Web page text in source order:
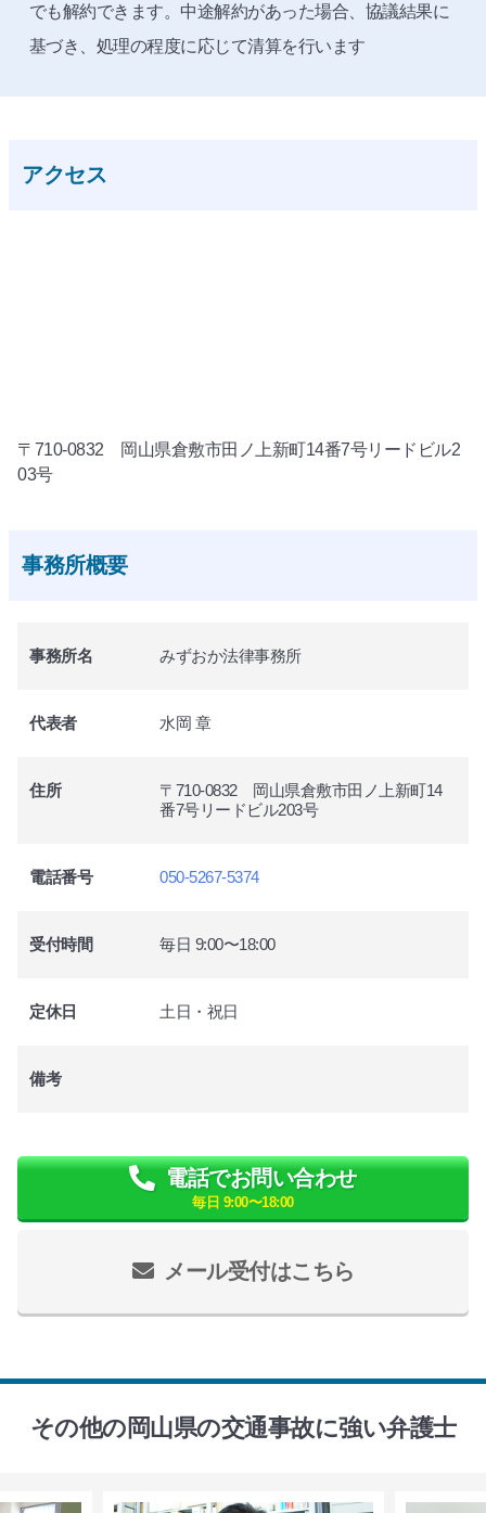
でも解約できます。中途解約があった場合、協議結果に
基づき、処理の程度に応じて清算を行います
アクセス
〒710-0832 岡山県倉敷市田ノ上新町14番7号リードビル2
03号
事務所概要
事務所名 みずおか法律事務所
代表者 水岡 章
住所
〒710-0832 岡山県倉敷市田ノ上新町14
番7号リードビル203号
電話番号 050-5267-5374
受付時間 毎日 9:00〜18:00
定休日 土日・祝日
備考
メール受付はこちら
電話でお問い合わせ
毎日 9:00〜18:00
その他の岡山県の交通事故に強い弁護士